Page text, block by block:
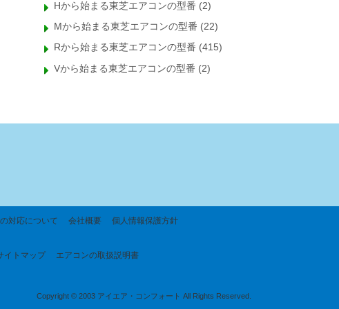
Hから始まる東芝エアコンの型番 (2)
Mから始まる東芝エアコンの型番 (22)
Rから始まる東芝エアコンの型番 (415)
Vから始まる東芝エアコンの型番 (2)
対応について 会社概要 個人情報保護方針
イトマップ エアコンの取扱説明書
Copyright © 2003 アイエア・コンフォート All Rights Reserved.